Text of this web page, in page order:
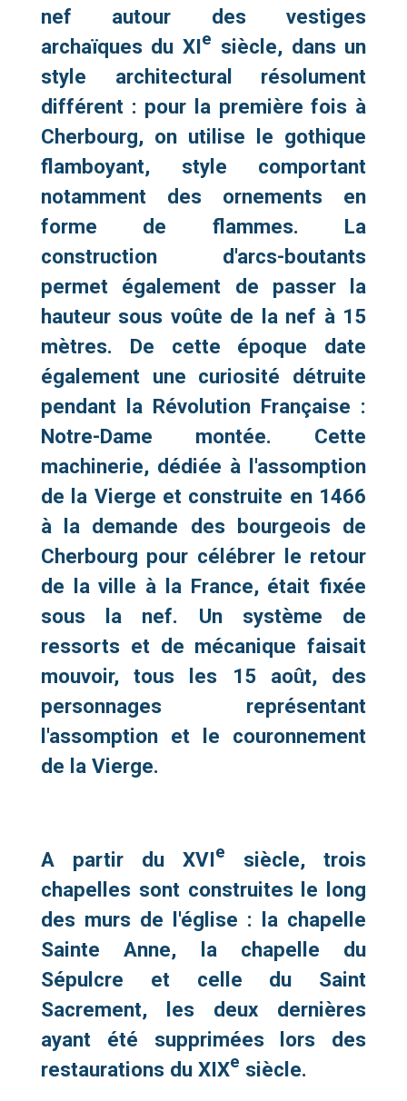
nef autour des vestiges
archaïques du XIe siècle, dans un
style architectural résolument
différent : pour la première fois à
Cherbourg, on utilise le gothique
flamboyant, style comportant
notamment des ornements en
forme de flammes. La
construction d'arcs-boutants
permet également de passer la
hauteur sous voûte de la nef à 15
mètres. De cette époque date
également une curiosité détruite
pendant la Révolution Française :
Notre-Dame montée. Cette
machinerie, dédiée à l'assomption
de la Vierge et construite en 1466
à la demande des bourgeois de
Cherbourg pour célébrer le retour
de la ville à la France, était fixée
sous la nef. Un système de
ressorts et de mécanique faisait
mouvoir, tous les 15 août, des
personnages représentant
l'assomption et le couronnement
de la Vierge.
A partir du XVIe
siècle, trois
chapelles sont construites le long
des murs de l'église : la chapelle
Sainte Anne, la chapelle du
Sépulcre et celle du Saint
Sacrement, les deux dernières
ayant été supprimées lors des
restaurations du XIXe siècle.